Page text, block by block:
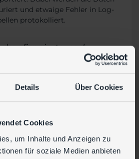
Details Über Cookies
Cookies
um Inhalte und Anzeigen zu
für soziale Medien anbieten
und etwaige Fehler in Log-
protokolliert.
und
Lösung von AudIT
viel Zeit bei der
gespart. "
Romstorfer, IT-Leiter bei
und paketierte Lösung von
Zeit bei der Implementierung